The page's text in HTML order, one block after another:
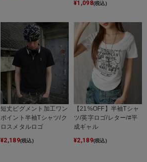
¥1,098(税込)
短丈ピグメント加工ワン
ポイント半袖Tシャツ/ク
ロスメタルロゴ
¥2,189(税込)
【21%OFF】半袖Tシャ
ツ/英字ロゴ/レター/#平
成ギャル
¥2,189(税込)